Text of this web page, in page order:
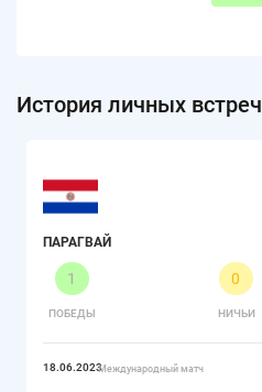
История личных встреч
ПАРАГВАЙ
1
ПОБЕДЫ
0
НИЧЬИ
18.06.2023Международный матч